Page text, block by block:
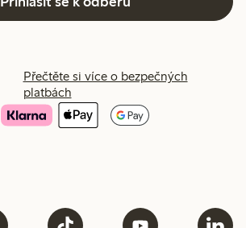
Přečtěte si více o bezpečných
platbách